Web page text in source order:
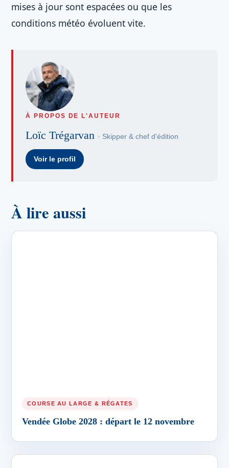
mises à jour sont espacées ou que les
conditions météo évoluent vite.
À PROPOS DE L'AUTEUR
Loïc Trégarvan · Skipper & chef d'édition
Voir le profil
À lire aussi
Vendée Globe 2028 : départ le 12 novembre